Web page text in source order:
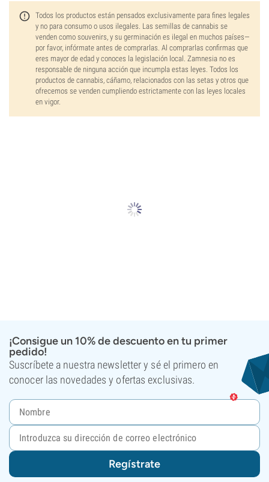
Todos los productos están pensados exclusivamente para fines legales
y no para consumo o usos ilegales. Las semillas de cannabis se
venden como souvenirs, y su germinación es ilegal en muchos países—
por favor, infórmate antes de comprarlas. Al comprarlas confirmas que
eres mayor de edad y conoces la legislación local. Zamnesia no es
responsable de ninguna acción que incumpla estas leyes. Todos los
productos de cannabis, cáñamo, relacionados con las setas y otros que
ofrecemos se venden cumpliendo estrictamente con las leyes locales
en vigor.
¡Consigue un 10% de descuento en tu primer
pedido!
Suscríbete a nuestra newsletter y sé el primero en
conocer las novedades y ofertas exclusivas.
Regístrate